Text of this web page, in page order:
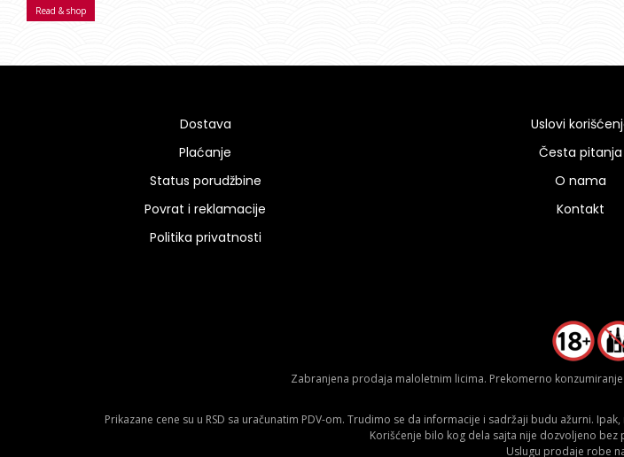
Read & shop
Dostava
Plaćanje
Status porudžbine
Povrat i reklamacije
Politika privatnosti
Uslovi
Česta pitanja
O nama
Kontakt
Zabranjena prodaja maloletnim licima. Prekomerno
Prikazane cene su u RSD sa uračunatim PDV-om. Trudimo se da informacije i sadržaji budu ažurni.
Korišćenje bilo kog dela sajta nije dozvoljeno
Uslugu prodaje robe